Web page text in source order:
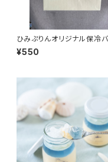
ひみぷりんオリジナル保冷
¥550